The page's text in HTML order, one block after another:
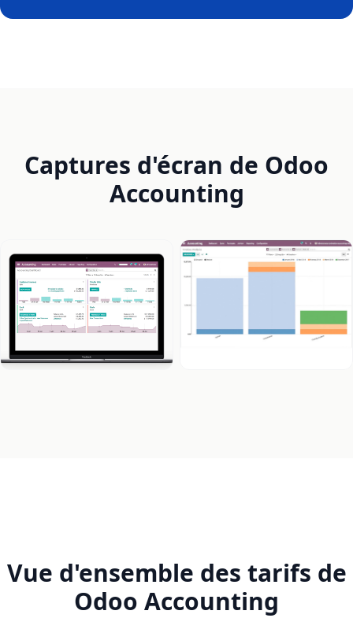
Captures d'écran de Odoo
Accounting
Vue d'ensemble des tarifs de
Odoo Accounting